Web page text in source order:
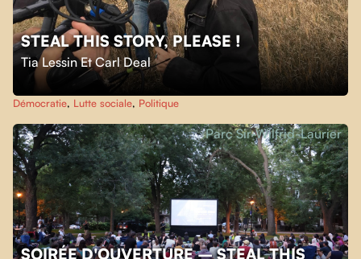
STEAL THIS STORY, PLEASE !
Tia Lessin Et Carl Deal
Démocratie, Lutte sociale, Politique
SOIRÉE D'OUVERTURE – STEAL THIS
Parc Sir-Wilfrid-Laurier